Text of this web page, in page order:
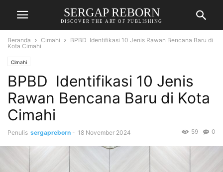
SERGAP REBORN
DISCOVER THE ART OF PUBLISHING
Beranda Cimahi
BPBD Identifikasi 10 Jenis Rawan Bencana Baru di
Kota Cimahi
Cimahi
BPBD Identifikasi 10 Jenis
Rawan Bencana Baru di Kota
Cimahi
Penulis sergapreborn - 18 November 2024 0
59